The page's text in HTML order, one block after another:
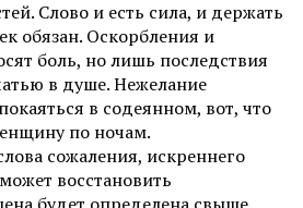
Слово и есть сила, и держать
обязан. Оскорбления и
боль, но лишь последствия
в душе. Нежелание
в содеянном, вот, что
по ночам.
сожаления, искреннего
восстановить
будет определена свыше.